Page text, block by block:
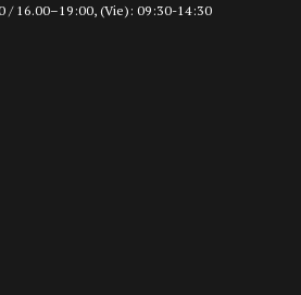
/ 16.00–19:00, (Vie): 09:30-14:30